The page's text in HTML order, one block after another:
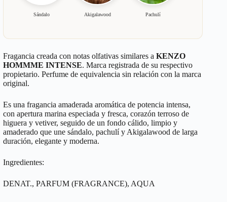
Sándalo Akigalawood Pachulí
Fragancia creada con notas olfativas similares a KENZO
HOMMME INTENSE. Marca registrada de su respectivo
propietario. Perfume de equivalencia sin relación con la marca
original.
Es una fragancia amaderada aromática de potencia intensa,
con apertura marina especiada y fresca, corazón terroso de
higuera y vetiver, seguido de un fondo cálido, limpio y
amaderado que une sándalo, pachulí y Akigalawood de larga
duración, elegante y moderna.
Ingredientes:
DENAT., PARFUM (FRAGRANCE), AQUA